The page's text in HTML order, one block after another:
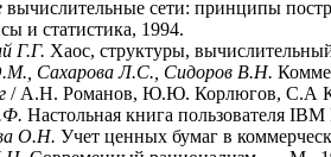
вычислительные сети: принципы
и статистика, 1994.
Г.Г. Хаос, структуры,
Сахарова Л.С., Сидоров В.Н.
/ А.Н. Романов, Ю.Ю. Корлюгов, С.А
Настольная книга пользователя
О.Н. Учет ценных бумаг в